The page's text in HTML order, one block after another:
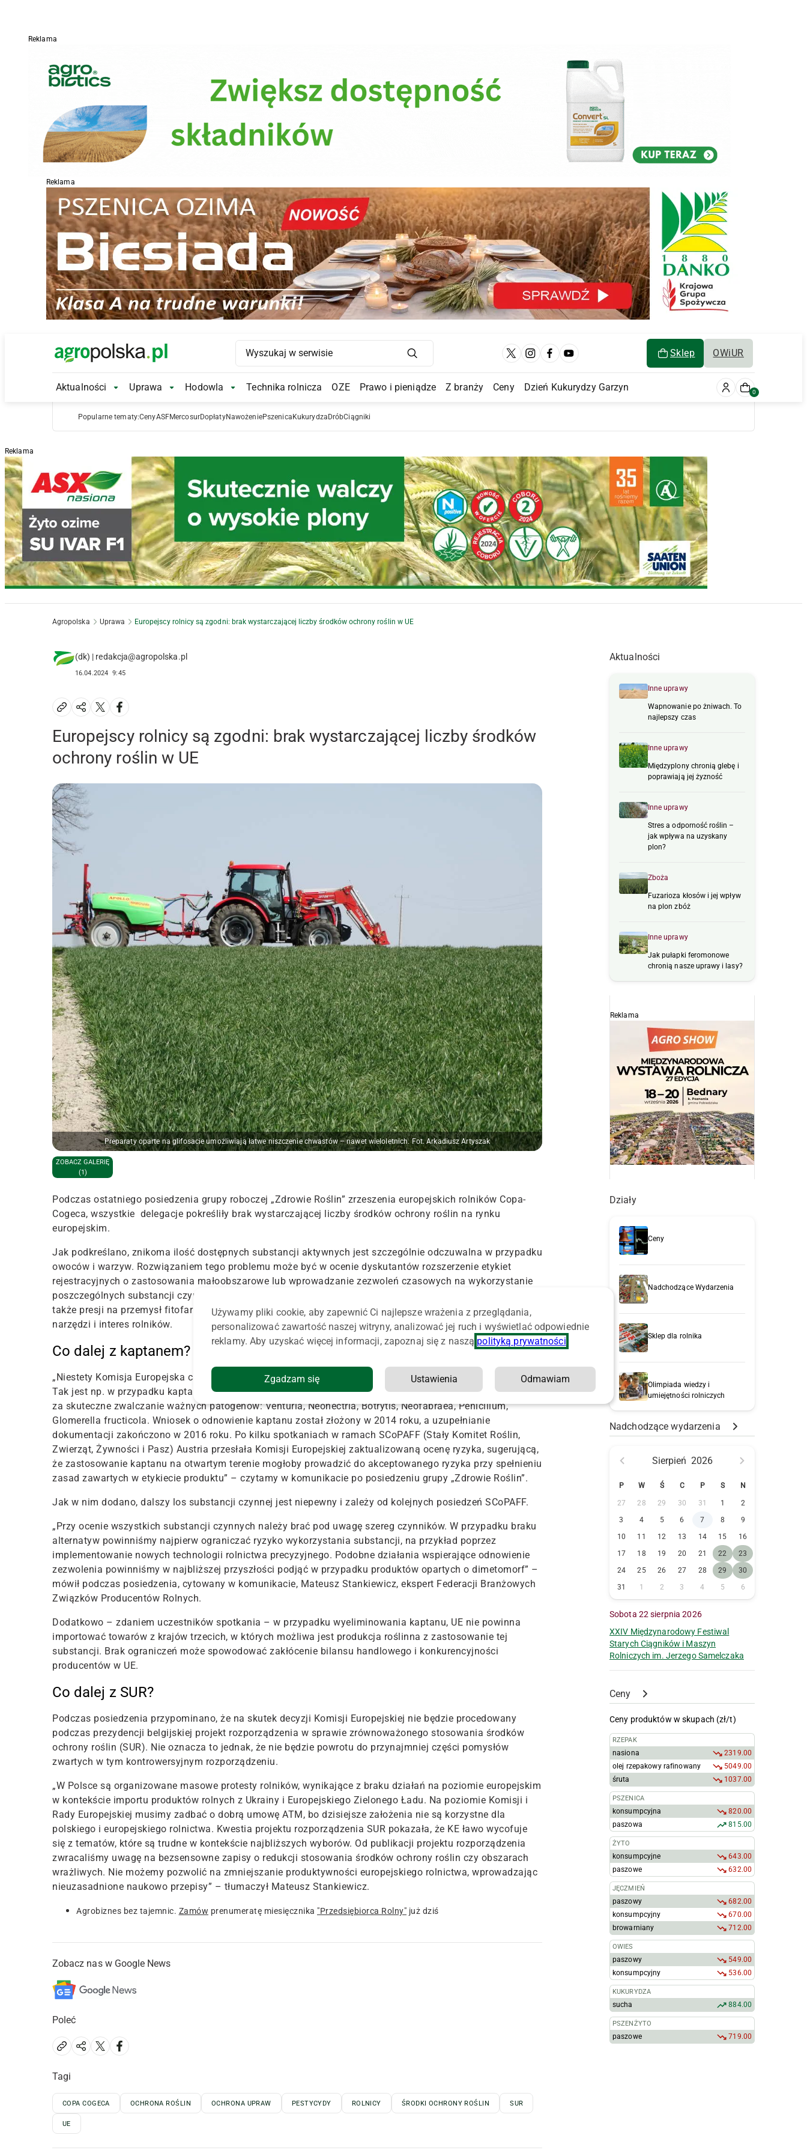
Reklama
Reklama
Main Logo Sklep OWiUR
Main Navigation
Aktualności Aktualności Submenu
Uprawa Uprawa Submenu
Hodowla Hodowla Submenu
Technika rolnicza OZE Prawo i pieniądze Z branży Ceny Dzień Kukurydzy Garzyn 0
Popularne tematy:CenyASFMercosurDopłatyNawożeniePszenica Kukurydza DróbCiągniki
Reklama
Agropolska Uprawa Europejscy rolnicy są zgodni: brak wystarczającej liczby środków ochrony roślin w UE
(dk) | redakcja@agropolska.pl
16.04.2024 9:45
Europejscy rolnicy są zgodni: brak wystarczającej liczby środków
ochrony roślin w UE
Preparaty oparte na glifosacie umożliwiają łatwe niszczenie chwastów – nawet wieloletnich. Fot. Arkadiusz Artyszak
ZOBACZ GALERIĘ
(1)
Podczas ostatniego posiedzenia grupy roboczej „Zdrowie Roślin” zrzeszenia europejskich rolników Copa-
Cogeca, wszystkie delegacje pokreśliły brak wystarczającej liczby środków ochrony roślin na rynku
europejskim.
Jak podkreślano, znikoma ilość dostępnych substancji aktywnych jest szczególnie odczuwalna w przypadku
owoców i warzyw. Rozwiązaniem tego problemu może być w ocenie dyskutantów rozszerzenie etykiet
rejestracyjnych o zastosowania małoobszarowe lub wprowadzanie zezwoleń czasowych na wykorzystanie
poszczególnych substancji czynnych. W ocenie rolniczych działaczy, w krajach członkowskich UE brakuje
także presji na przemysł fitofarmaceutyczny i instytucje publiczne, które powinny dbać o liczbę dostępnych
narzędzi i interes rolników.
Co dalej z kaptanem?
„Niestety Komisja Europejska cały czas prowadzi politykę ograniczenia dostępności substancji aktywnych.
Tak jest np. w przypadku kaptanu, która jest cenną substancją czynną dla rolników w całej UE. Odpowiada
za skuteczne zwalczanie ważnych patogenów: Venturia, Neonectria, Botrytis, Neofabraea, Penicilium,
Glomerella fructicola. Wniosek o odnowienie kaptanu został złożony w 2014 roku, a uzupełnianie
dokumentacji zakończono w 2016 roku. Po kilku spotkaniach w ramach SCoPAFF (Stały Komitet Roślin,
Zwierząt, Żywności i Pasz) Austria przesłała Komisji Europejskiej zaktualizowaną ocenę ryzyka, sugerującą,
że zastosowanie kaptanu na otwartym terenie mogłoby prowadzić do akceptowanego ryzyka przy spełnieniu
zasad zawartych w etykiecie produktu” – czytamy w komunikacie po posiedzeniu grupy „Zdrowie Roślin”.
Jak w nim dodano, dalszy los substancji czynnej jest niepewny i zależy od kolejnych posiedzeń SCoPAFF.
„Przy ocenie wszystkich substancji czynnych należy brać pod uwagę szereg czynników. W przypadku braku
alternatyw powinniśmy najpierw ograniczać ryzyko wykorzystania substancji, na przykład poprzez
implementowanie nowych technologii rolnictwa precyzyjnego. Podobne działania wspierające odnowienie
zezwolenia powinniśmy w najbliższej przyszłości podjąć w przypadku produktów opartych o dimetomorf” –
mówił podczas posiedzenia, cytowany w komunikacie, Mateusz Stankiewicz, ekspert Federacji Branżowych
Związków Producentów Rolnych.
Dodatkowo – zdaniem uczestników spotkania – w przypadku wyeliminowania kaptanu, UE nie powinna
importować towarów z krajów trzecich, w których możliwa jest produkcja roślinna z zastosowanie tej
substancji. Brak ograniczeń może spowodować zakłócenie bilansu handlowego i konkurencyjności
producentów w UE.
Co dalej z SUR?
Podczas posiedzenia przypominano, że na skutek decyzji Komisji Europejskiej nie będzie procedowany
podczas prezydencji belgijskiej projekt rozporządzenia w sprawie zrównoważonego stosowania środków
ochrony roślin (SUR). Nie oznacza to jednak, że nie będzie powrotu do przynajmniej części pomysłów
zwartych w tym kontrowersyjnym rozporządzeniu.
„W Polsce są organizowane masowe protesty rolników, wynikające z braku działań na poziomie europejskim
w kontekście importu produktów rolnych z Ukrainy i Europejskiego Zielonego Ładu. Na poziomie Komisji i
Rady Europejskiej musimy zadbać o dobrą umowę ATM, bo dzisiejsze założenia nie są korzystne dla
polskiego i europejskiego rolnictwa. Kwestia projektu rozporządzenia SUR pokazała, że KE ławo wycofuje
się z tematów, które są trudne w kontekście najbliższych wyborów. Od publikacji projektu rozporządzenia
zwracaliśmy uwagę na bezsensowne zapisy o redukcji stosowania środków ochrony roślin czy obszarach
wrażliwych. Nie możemy pozwolić na zmniejszanie produktywności europejskiego rolnictwa, wprowadzając
nieuzasadnione naukowo przepisy” – tłumaczył Mateusz Stankiewicz.
Agrobiznes bez tajemnic. Zamów prenumeratę miesięcznika "Przedsiębiorca Rolny" już dziś
Zobacz nas w Google News
Poleć
Tagi
COPA COGECA OCHRONA ROŚLIN OCHRONA UPRAW PESTYCYDY ROLNICY ŚRODKI OCHRONY ROŚLIN SUR
UE
Aktualności
Inne uprawy
Wapnowanie po żniwach. To
najlepszy czas
Inne uprawy
Międzyplony chronią glebę i
poprawiają jej żyzność
Inne uprawy
Stres a odporność roślin –
jak wpływa na uzyskany
plon?
Zboża
Fuzarioza kłosów i jej wpływ
na plon zbóż
Inne uprawy
Jak pułapki feromonowe
chronią nasze uprawy i lasy?
Reklama
Działy
Ceny
Nadchodzące Wydarzenia
Sklep dla rolnika
Olimpiada wiedzy i
umiejętności rolniczych
Nadchodzące wydarzenia
Sierpień 2026
P W Ś C P S N
27 28 29 30 31 1
2
3
4 5 6 7 8
9
10
11 12 13 14 15
16
17
18 19 20 21 22
23
24
25 26 27 28 29
30
31
1 2 3 4 5 6
Sobota 22 sierpnia 2026
XXIV Międzynarodowy Festiwal
Starych Ciągników i Maszyn
Rolniczych im. Jerzego Samelczaka
Ceny
Ceny produktów w skupach (zł/t)
RZEPAK
nasiona
2319.00
olej rzepakowy rafinowany
5049.00
śruta
1037.00
PSZENICA
konsumpcyjna
820.00
paszowa
815.00
ŻYTO
konsumpcyjne
643.00
paszowe
632.00
JĘCZMIEŃ
paszowy
682.00
konsumpcyjny
670.00
browarniany
712.00
OWIES
paszowy
549.00
konsumpcyjny
536.00
KUKURYDZA
sucha 884.00
PSZENŻYTO
paszowe 719.00
Używamy pliki cookie, aby zapewnić Ci najlepsze wrażenia z przeglądania,
personalizować zawartość naszej witryny, analizować jej ruch i wyświetlać odpowiednie
reklamy. Aby uzyskać więcej informacji, zapoznaj się z naszą polityką prywatności
Zgadzam się Ustawienia Odmawiam